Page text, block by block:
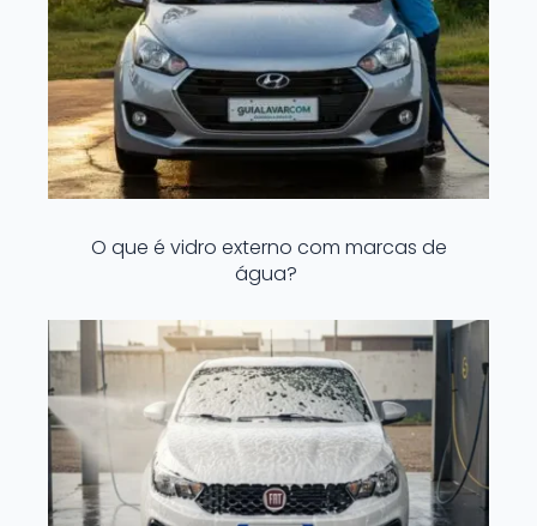
O que é vidro externo com marcas de
água?